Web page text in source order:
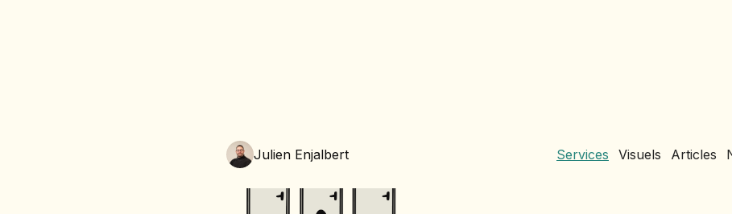
Julien Enjalbert Services Visuels Articles